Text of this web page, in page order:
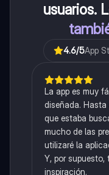
usuarios.
4.6/5App
La app es muy
diseñada.
que estaba
mucho de las
utilizaré la
Y, por supuesto,
inspiración.